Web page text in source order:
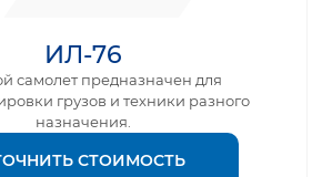
ИЛ-76
самолет предназначен для
грузов и техники разного
назначения.
СТОИМОСТЬ